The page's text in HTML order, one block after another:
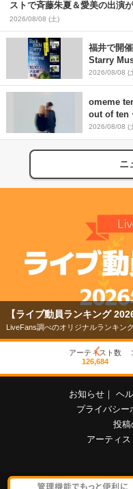
ストで斉藤朱夏＆愛美の出演
定
2026/08/08 (土)
福井で開
Starry
SCOOBIE
2026/08/08 (
omeme
out of ten
2026/08/08 (
ニ
【ライブ動員ランキング
LiveFans調べのオリジナルランキング
アーティスト数
126,684
お知らせ ヘ
プライバシー
投稿
アーティ